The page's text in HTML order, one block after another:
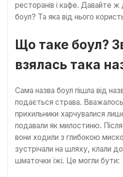
ресторанів і кафе. Давайте
боул? Та яка від нього
Що таке боул?
взялась така
Сама назва боул пішла від
подається страва.
прихильники харчувалися
подавали як милостиню.
вони ходили з глибокою
зустрічали на шляху, клали
шматочки їжі. Це могли бути: